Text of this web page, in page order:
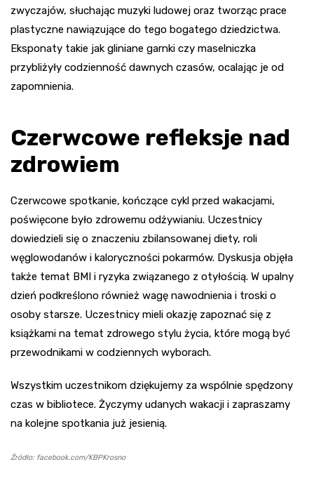
zwyczajów, słuchając muzyki ludowej oraz tworząc prace
plastyczne nawiązujące do tego bogatego dziedzictwa.
Eksponaty takie jak gliniane garnki czy maselniczka
przybliżyły codzienność dawnych czasów, ocalając je od
zapomnienia.
Czerwcowe refleksje nad
zdrowiem
Czerwcowe spotkanie, kończące cykl przed wakacjami,
poświęcone było zdrowemu odżywianiu. Uczestnicy
dowiedzieli się o znaczeniu zbilansowanej diety, roli
węglowodanów i kaloryczności pokarmów. Dyskusja objęła
także temat BMI i ryzyka związanego z otyłością. W upalny
dzień podkreślono również wagę nawodnienia i troski o
osoby starsze. Uczestnicy mieli okazję zapoznać się z
książkami na temat zdrowego stylu życia, które mogą być
przewodnikami w codziennych wyborach.
Wszystkim uczestnikom dziękujemy za wspólnie spędzony
czas w bibliotece. Życzymy udanych wakacji i zapraszamy
na kolejne spotkania już jesienią.
Źródło: facebook.com/KBPKrosno